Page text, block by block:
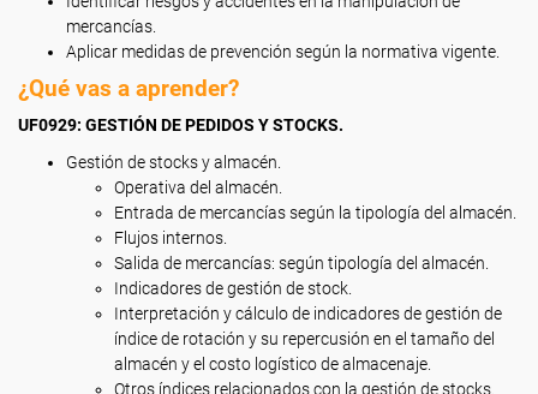
mercancías.
Aplicar medidas de prevención según la normativa vigente.
¿Qué vas a aprender?
UF0929: GESTIÓN DE PEDIDOS Y STOCKS.
Gestión de stocks y almacén.
Operativa del almacén.
Entrada de mercancías según la tipología del almacén.
Flujos internos.
Salida de mercancías: según tipología del almacén.
Indicadores de gestión de stock.
Interpretación y cálculo de indicadores de gestión de
índice de rotación y su repercusión en el tamaño del
almacén y el costo logístico de almacenaje.
Otros índices relacionados con la gestión de stocks.